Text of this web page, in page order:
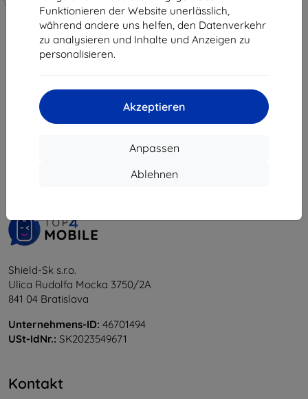
Funktionieren der Website unerlässlich,
während andere uns helfen, den Datenverkehr
zu analysieren und Inhalte und Anzeigen zu
personalisieren.
Akzeptieren
Anpassen
Ablehnen
hergestellt
19,90 €
17,91 €
9,81 €
Auf Lager > 5 Stk.
vom ganzen6.
Shield-Sk s.r.o.
Ulica Rudolfa Mocka 3750/2A
841 04 Bratislava
Unternehmens-ID: 46701494
USt-IdNr.: SK2023549671
Kontakt